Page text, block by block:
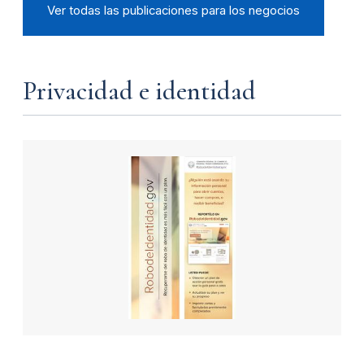
Ver todas las publicaciones para los negocios
Privacidad e identidad